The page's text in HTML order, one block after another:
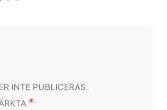
INTE PUBLICERAS.
*